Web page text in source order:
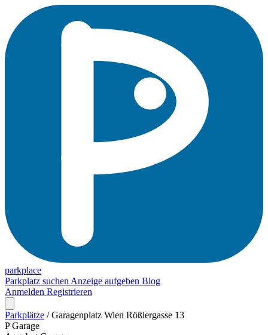
parkplace
Parkplatz suchen Anzeige aufgeben Blog
Anmelden Registrieren
Parkplätze / Garagenplatz Wien Rößlergasse 13
P Garage